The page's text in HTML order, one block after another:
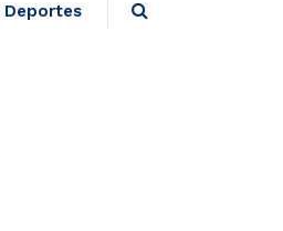
Deportes